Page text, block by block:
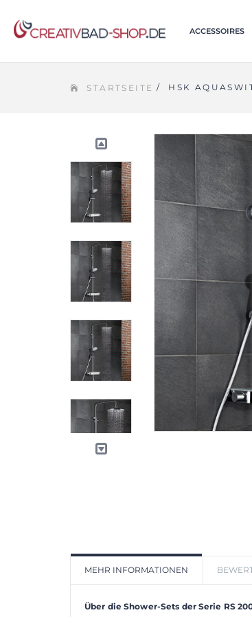
ACCESSOIRES
STARTSEITE / HSK
MEHR INFORMATIONEN
Über die Shower-Sets der Serie RS